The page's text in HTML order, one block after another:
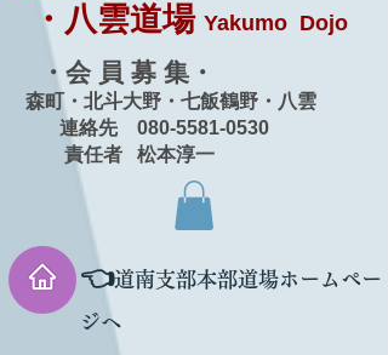
・八雲道場 Yakumo Dojo
・会 員 募 集・
森町・北斗大野・七飯鶴野・八雲
連絡先 080-5581-0530
責任者 松本淳一
👈道南支部本部道場ホームペー
ジへ